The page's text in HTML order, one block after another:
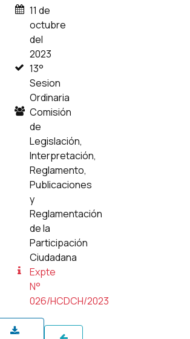
11 de
octubre
del
2023
13°
Sesion
Ordinaria
Comisión
de
Legislación,
Interpretación,
Reglamento,
Publicaciones
y
Reglamentación
de la
Participación
Ciudadana
Expte
N°
026/HCDCH/2023